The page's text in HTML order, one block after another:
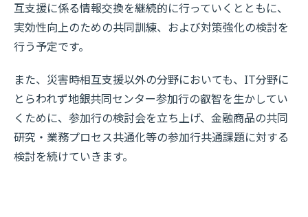
互支援に係る情報交換を継続的に行っていくとともに、
実効性向上のための共同訓練、および対策強化の検討を
行う予定です。
また、災害時相互支援以外の分野においても、IT分野に
とらわれず地銀共同センター参加行の叡智を生かしてい
くために、参加行の検討会を立ち上げ、金融商品の共同
研究・業務プロセス共通化等の参加行共通課題に対する
検討を続けていきます。